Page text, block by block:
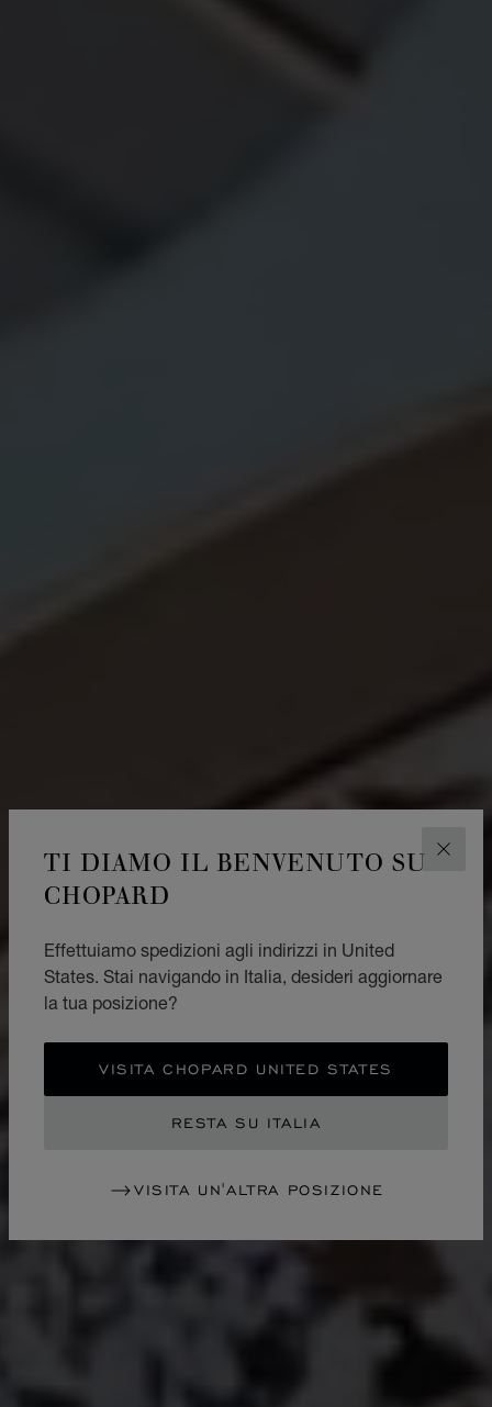
TI DIAMO IL BENVENUTO SU
CHOPARD
Effettuiamo spedizioni agli indirizzi in United
States. Stai navigando in Italia, desideri aggiornare
la tua posizione?
VISITA CHOPARD UNITED STATES
RESTA SU ITALIA
VISITA UN'ALTRA POSIZIONE